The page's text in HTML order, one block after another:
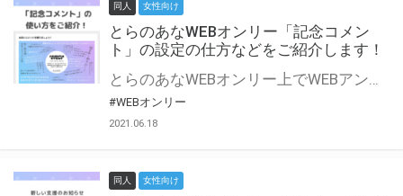
同人 女性向け
とらのあなWEBオンリー「記念コメン
ト」の設定の仕方などをご紹介します！
とらのあなWEBオンリー上でWEBアンソロジーが作成できる「記念コメント」について、その使い方や作成手順を解説します！ 支援タイプを「サークル参加型」「サークル参加型・マルシェ(イベント会場)機能付き」でお申し込みいただいている主催者様はぜひご活用ください♪ とらのあなWEBオンリーサイトはこちら
#WEBオンリー
2021.06.18
同人 女性向け